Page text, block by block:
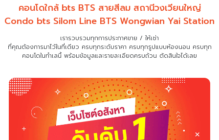
คอนโดใกล้ bts BTS สายสีลม สถานีวงเวียนใหญ่
Condo bts Silom Line BTS Wongwian Yai Station
เรารวบรวมทุกการประกาศขาย / ให้เช่า
ที่คุณต้องการมาไว้ในที่เดียว ครบทุกระดับราคา ครบทุกรูปแบบห้องนอน ครบทุก
คอนโดในทำเลนี้ พร้อมข้อมูลและรายละเอียดครบถ้วน ตัดสินใจได้เลย